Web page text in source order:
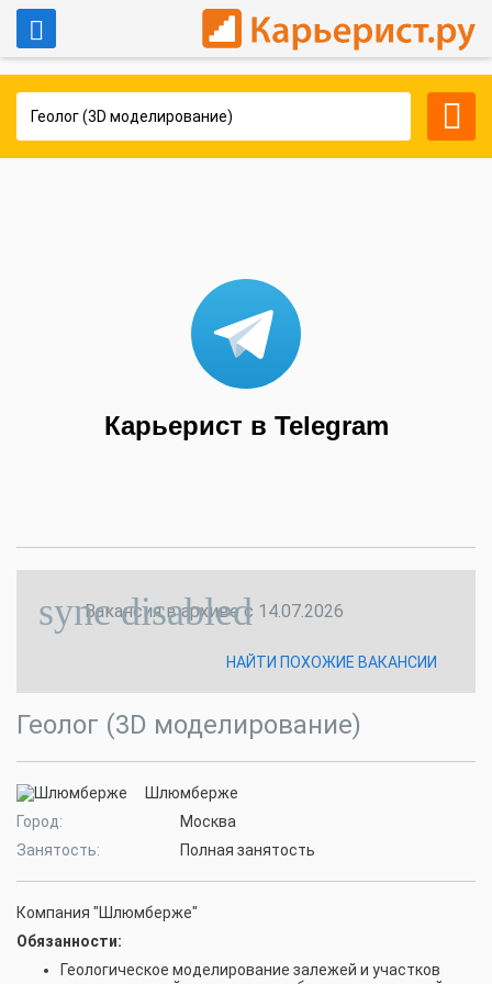
Для работодателей
Карьерист в Telegram
sync disabled
Вакансия в архиве с 14.07.2026
НАЙТИ ПОХОЖИЕ ВАКАНСИИ
Геолог (3D моделирование)
Шлюмберже
Город:
Москва
Занятость:
Полная занятость
Компания "Шлюмберже"
Обязанности:
Геологическое моделирование залежей и участков